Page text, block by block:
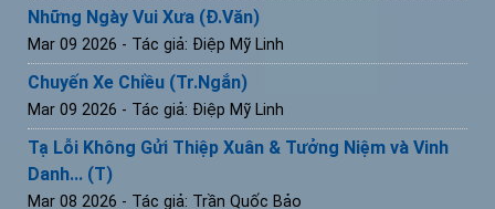
Những Ngày Vui Xưa (Đ.Văn)
Mar 09 2026 - Tác giả: Điệp Mỹ Linh
Chuyến Xe Chiều (Tr.Ngắn)
Mar 09 2026 - Tác giả: Điệp Mỹ Linh
Tạ Lỗi Không Gửi Thiệp Xuân & Tưởng Niệm và Vinh
Danh... (T)
Mar 08 2026 - Tác giả: Trần Quốc Bảo